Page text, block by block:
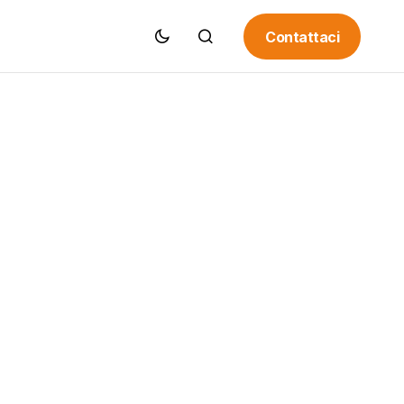
Contattaci